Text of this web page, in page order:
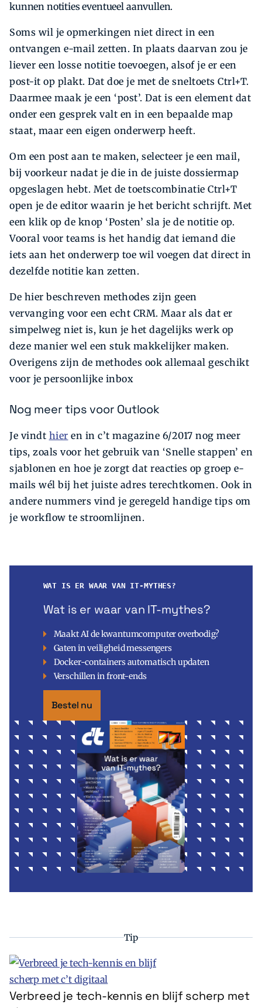
kunnen notities eventueel aanvullen.
Soms wil je opmerkingen niet direct in een
ontvangen e-mail zetten. In plaats daarvan zou je
liever een losse notitie toevoegen, alsof je er een
post-it op plakt. Dat doe je met de sneltoets Ctrl+T.
Daarmee maak je een ‘post’. Dat is een element dat
onder een gesprek valt en in een bepaalde map
staat, maar een eigen onderwerp heeft.
Om een post aan te maken, selecteer je een mail,
bij voorkeur nadat je die in de juiste dossiermap
opgeslagen hebt. Met de toetscombinatie Ctrl+T
open je de editor waarin je het bericht schrijft. Met
een klik op de knop ‘Posten’ sla je de notitie op.
Vooral voor teams is het handig dat iemand die
iets aan het onderwerp toe wil voegen dat direct in
dezelfde notitie kan zetten.
De hier beschreven methodes zijn geen
vervanging voor een echt CRM. Maar als dat er
simpelweg niet is, kun je het dagelijks werk op
deze manier wel een stuk makkelijker maken.
Overigens zijn de methodes ook allemaal geschikt
voor je persoonlijke inbox
Nog meer tips voor Outlook
Je vindt hier en in c’t magazine 6/2017 nog meer
tips, zoals voor het gebruik van ‘Snelle stappen’ en
sjablonen en hoe je zorgt dat reacties op groep e-
mails wél bij het juiste adres terechtkomen. Ook in
andere nummers vind je geregeld handige tips om
je workflow te stroomlijnen.
WAT IS ER WAAR VAN IT-MYTHES?
Wat is er waar van IT-mythes?
Maakt AI de kwantumcomputer overbodig?
Gaten in veiligheid messengers
Docker-containers automatisch updaten
Verschillen in front-ends
Bestel nu
Tip
Verbreed je tech-kennis en blijf scherp met